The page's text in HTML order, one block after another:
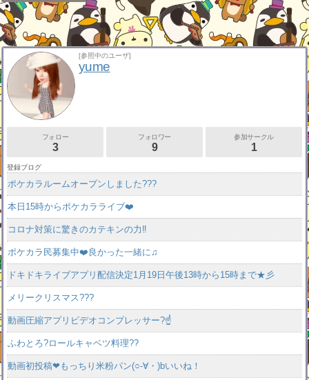
[参照中のユーザ]
yume
フォロー
3
フォロワー
9
参加サークル
1
登録ブログ
ポケカラルームオープンしました???
本日15時からポケカラライブ❤️
コロナ対策に驚きのカテキンの力‼️
ポケカラ民募集中❤️良かった一緒に♫
ドキドキライブアプリ配信決定1月19日午後13時から15時まで★彡
メリークリスマス???
動画圧縮アプリビデオコンプレッサー?☝️
ふわとろ?ロールキャベツ料理??
動画初投稿❤もっちり米粉パン(○-∀・)bいいね！